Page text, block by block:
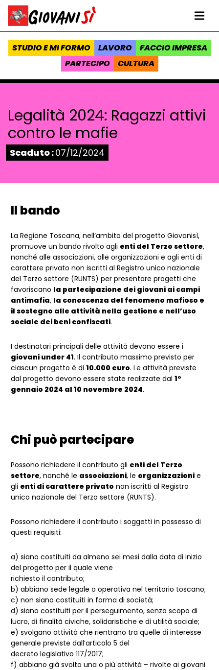
Vai al contenuto
Homepage Giovanisì - Progetto della Regione Toscana
STUDIO E MI FORMO LAVORO
FACCIO IMPRESA
PARTECIPO
CULTURA
Legalità 2024: Ragazzi attivi
contro le mafie
Stato:
Scaduto :07/12/2024
Il bando
La Regione Toscana, nell’ambito del progetto Giovanisì,
promuove un bando rivolto agli enti del Terzo settore,
nonché alle associazioni, alle organizzazioni e agli enti di
carattere privato non iscritti al Registro unico nazionale
del Terzo settore (RUNTS) per presentare progetti che
favoriscano la partecipazione dei giovani ai campi
antimafia, la conoscenza del fenomeno mafioso e
il sostegno alle attività nella gestione e nell’uso
sociale dei beni confiscati.
I destinatari principali delle attività devono essere i
giovani under 41. Il contributo massimo previsto per
ciascun progetto è di10.000 euro. Le attività previste
dal progetto devono essere state realizzate dal1°
gennaio 2024 al 10 novembre 2024.
Chi può partecipare
Possono richiedere il contributo gli enti del Terzo
settore, nonché le associazioni, le organizzazioni e
gli enti di carattere privato non iscritti al Registro
unico nazionale del Terzo settore (RUNTS).
Possono richiedere il contributo i soggetti in possesso di
questi requisiti:
a) siano costituiti da almeno sei mesi dalla data di inizio
del progetto per il quale viene
richiesto il contributo;
b) abbiano sede legale o operativa nel territorio toscano;
c) non siano costituiti in forma di società;
d) siano costituiti per il perseguimento, senza scopo di
lucro, di finalità civiche, solidaristiche e di utilità sociale;
e) svolgano attività che rientrano tra quelle di interesse
generale previste dall’articolo 5 del
decreto legislativo 117/2017;
f) abbiano già svolto una o più attività – rivolte ai giovani